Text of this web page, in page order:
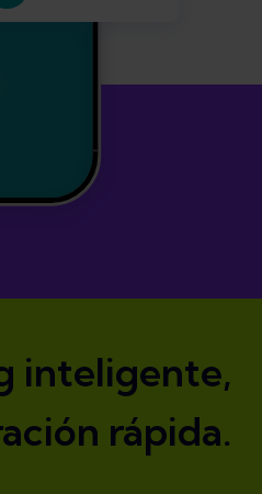
inteligente,
rápida.